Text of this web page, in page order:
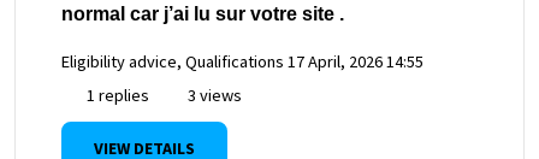
normal car j’ai lu sur votre site .
Eligibility advice, Qualifications 17 April, 2026 14:55
1 replies
3 views
VIEW DETAILS